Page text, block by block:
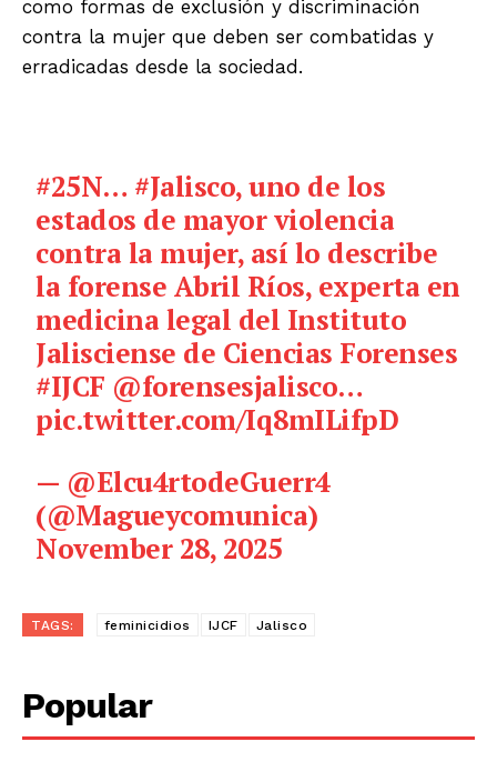
como formas de exclusión y discriminación
contra la mujer que deben ser combatidas y
erradicadas desde la sociedad.
#25N… #Jalisco, uno de los
estados de mayor violencia
contra la mujer, así lo describe
la forense Abril Ríos, experta en
medicina legal del Instituto
Jalisciense de Ciencias Forenses
#IJCF @forensesjalisco…
pic.twitter.com/Iq8mILifpD
— @Elcu4rtodeGuerr4
(@Magueycomunica)
November 28, 2025
TAGS: feminicidios IJCF Jalisco
Popular